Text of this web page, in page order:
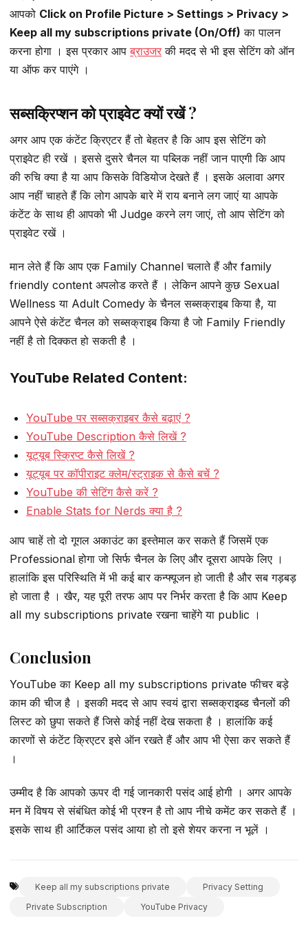
आपको Click on Profile Picture > Settings > Privacy >
Keep all my subscriptions private (On/Off) का पालन
करना होगा । इस प्रकार आपब्राउजर की मदद से भी इस सेटिंग को ऑन
या ऑफ कर पाएंगे ।
सब्सक्रिप्शन को प्राइवेट क्यों रखें ?
अगर आप एक कंटेंट क्रिएटर हैं तो बेहतर है कि आप इस सेटिंग को
प्राइवेट ही रखें । इससे दुसरे चैनल या पब्लिक नहीं जान पाएगी कि आप
की रुचि क्या है या आप किसके विडियोज देखते हैं । इसके अलावा अगर
आप नहीं चाहते हैं कि लोग आपके बारे में राय बनाने लग जाएं या आपके
कंटेंट के साथ ही आपको भी Judge करने लग जाएं, तो आप सेटिंग को
प्राइवेट रखें ।
मान लेते हैं कि आप एक Family Channel चलाते हैं और family
friendly content अपलोड करते हैं । लेकिन आपने कुछ Sexual
Wellness या Adult Comedy के चैनल सब्सक्राइब किया है, या
आपने ऐसे कंटेंट चैनल को सब्सक्राइब किया है जो Family Friendly
नहीं है तो दिक्कत हो सकती है ।
YouTube Related Content:
YouTube पर सब्सक्राइबर कैसे बढ़ाएं ?
YouTube Description कैसे लिखें ?
यूट्यूब स्क्रिप्ट कैसे लिखें ?
यूट्यूब पर कॉपीराइट क्लेम/स्ट्राइक से कैसे बचें ?
YouTube की सेटिंग कैसे करें ?
Enable Stats for Nerds क्या है ?
आप चाहें तो दो गूगल अकाउंट का इस्तेमाल कर सकते हैं जिसमें एक
Professional होगा जो सिर्फ चैनल के लिए और दूसरा आपके लिए ।
हालांकि इस परिस्थिति में भी कई बार कन्फ्यूजन हो जाती है और सब गड़बड़
हो जाता है । खैर, यह पूरी तरफ आप पर निर्भर करता है कि आप Keep
all my subscriptions private रखना चाहेंगे या public ।
Conclusion
YouTube का Keep all my subscriptions private फीचर बड़े
काम की चीज है । इसकी मदद से आप स्वयं द्वारा सब्सक्राइब्ड चैनलों की
लिस्ट को छुपा सकते हैं जिसे कोई नहीं देख सकता है । हालांकि कई
कारणों से कंटेंट क्रिएटर इसे ऑन रखते हैं और आप भी ऐसा कर सकते हैं
।
उम्मीद है कि आपको ऊपर दी गई जानकारी पसंद आई होगी । अगर आपके
मन में विषय से संबंधित कोई भी प्रश्न है तो आप नीचे कमेंट कर सकते हैं ।
इसके साथ ही आर्टिकल पसंद आया हो तो इसे शेयर करना न भूलें ।
Keep all my subscriptions private
Privacy Setting
Private Subscription
YouTube Privacy